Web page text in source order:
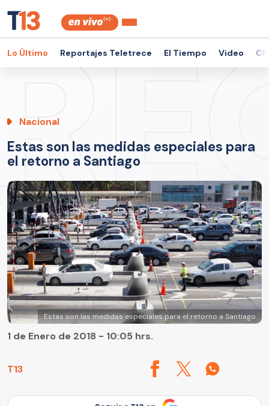
Lo Último Reportajes Teletrece El Tiempo Video
Nacional
Estas son las medidas especiales para
el retorno a Santiago
Estas son las medidas especiales para el retorno a Santiago
T13
1 de Enero de 2018 - 10:05 hrs.